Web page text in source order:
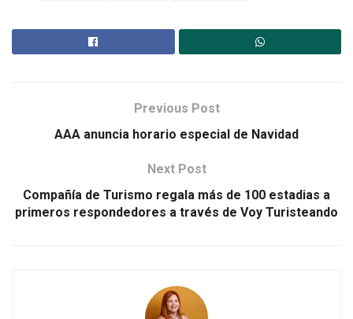
Previous Post
AAA anuncia horario especial de Navidad
Next Post
Compañía de Turismo regala más de 100 estadias a
primeros respondedores a través de Voy Turisteando